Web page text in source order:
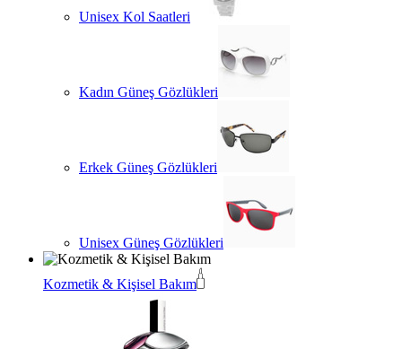
Unisex Kol Saatleri
Kadın Güneş Gözlükleri
Erkek Güneş Gözlükleri
Unisex Güneş Gözlükleri
Kozmetik & Kişisel Bakım